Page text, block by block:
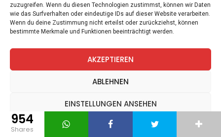
zuzugreifen. Wenn du diesen Technologien zustimmst, können wir Daten
wie das Surfverhalten oder eindeutige IDs auf dieser Website verarbeiten.
Wenn du deine Zustimmung nicht erteilst oder zurückziehst, können
bestimmte Merkmale und Funktionen beeinträchtigt werden.
AKZEPTIEREN
ABLEHNEN
EINSTELLUNGEN ANSEHEN
Datenschutz Datenschutz Impressum
Top News
"Abonnieren" akzeptierst Du unsere
954
shares